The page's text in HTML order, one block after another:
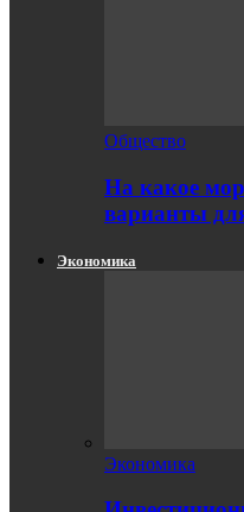
Общество
На какое
варианты
Экономика
Экономика